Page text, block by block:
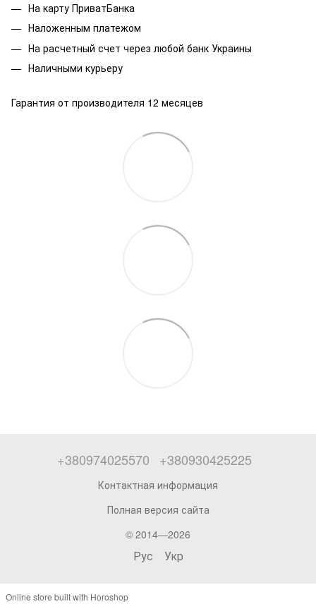
На карту ПриватБанка
Наложенным платежом
На расчетный счет через любой банк Украины
Наличными курьеру
Гарантия от производителя 12 месяцев
+380974025570 +380930425225
Контактная информация
Полная версия сайта
© 2014—2026
Рус Укр
Online store built with Horoshop